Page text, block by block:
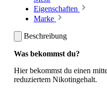
Eigenschaften
Marke
Beschreibung
Was bekommst du?
Hier bekommst du einen
reduziertem Nikotingehalt.